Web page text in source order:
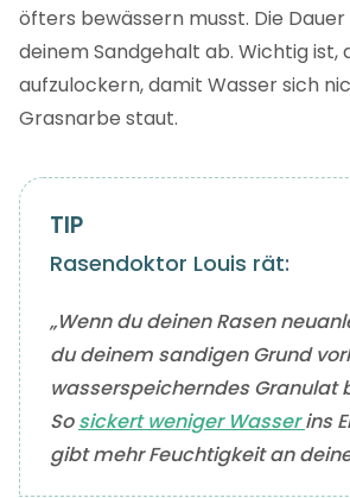
öfters bewässern musst. Die
deinem Sandgehalt ab. Wichtig ist,
aufzulockern, damit Wasser sich
Grasnarbe staut.
Rasendoktor Louis rät:
„Wenn du deinen Rasen
du deinem sandigen Grund
wasserspeicherndes Granulat
Sosickert weniger Wasserins
gibt mehr Feuchtigkeit an